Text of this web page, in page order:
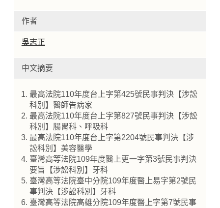
Home
作者
吳志正
中文摘要
最高法院110年度台上字第425號民事判決【涉訟
科別】醫師告病家
最高法院110年度台上字第827號民事判決【涉訟
科別】腸胃科、呼吸科
最高法院110年度台上字第2204號民事判決【涉
訟科別】美容醫學
臺灣高等法院109年度醫上更一字第3號民事判決
要旨【涉訟科別】牙科
臺灣高等法院臺中分院109年度醫上易字第2號民
事判決【涉訟科別】牙科
臺灣高等法院高雄分院109年度醫上字第7號民事